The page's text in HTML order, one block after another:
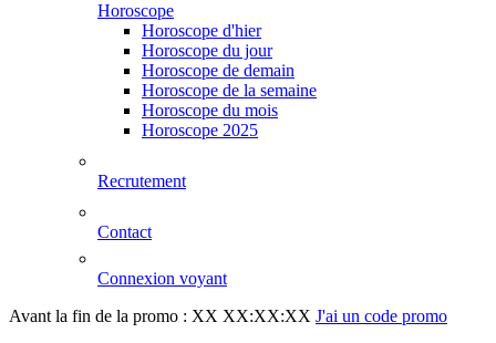
Horoscope
Horoscope d'hier
Horoscope du jour
Horoscope de demain
Horoscope de la semaine
Horoscope du mois
Horoscope 2025
Recrutement
Contact
Connexion voyant
Avant la fin de la promo : XX XX:XX:XX J'ai un code promo